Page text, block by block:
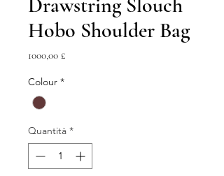
Drawstring Slouch
Hobo Shoulder Bag
1000,00 £Prezzo
Colour *
Quantità *